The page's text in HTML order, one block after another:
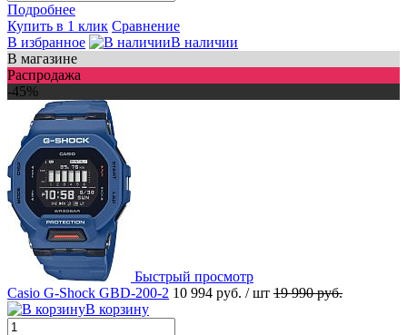
Подробнее
Купить в 1 клик Сравнение
В избранное
В наличии
В магазине
Распродажа
-45%
Быстрый просмотр
Casio G-Shock GBD-200-2 10 994 руб. / шт 19 990 руб.
В корзину